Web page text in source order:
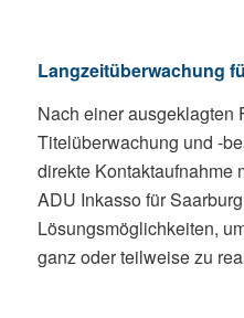
Langzeitüberwachung
Nach einer ausgeklagten
Titelüberwachung und -
direkte Kontaktaufnahme
ADU Inkasso für
Lösungsmöglichkeiten,
ganz oder teilweise zu